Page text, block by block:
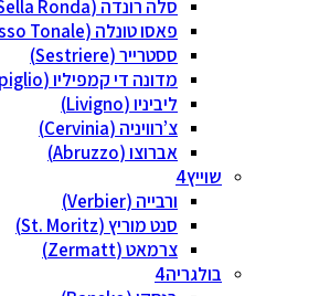
סלה רונדה (Sella Ronda)
פאסו טונלה (Passo Tonale)
ססטרייר (Sestriere)
מדונה די קמפיליו (Madonna di Campiglio)
ליביניו (Livigno)
צ’רוויניה (Cervinia)
אברוצו (Abruzzo)
שוייץ
ורבייה (Verbier)
סנט מוריץ (St. Moritz)
צרמאט (Zermatt)
בולגריה